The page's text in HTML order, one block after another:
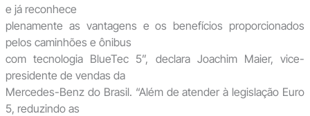
e já reconhece
plenamente as vantagens e os benefícios proporcionados
pelos caminhões e ônibus
com tecnologia BlueTec 5”, declara Joachim Maier, vice-
presidente de vendas da
Mercedes-Benz do Brasil. “Além de atender à legislação Euro
5, reduzindo as